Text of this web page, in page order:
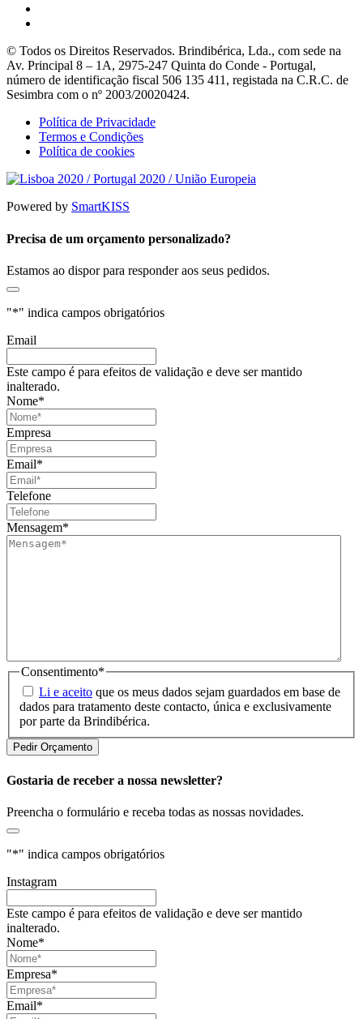
© Todos os Direitos Reservados. Brindibérica, Lda., com sede na
Av. Principal 8 – 1A, 2975-247 Quinta do Conde - Portugal,
número de identificação fiscal 506 135 411, registada na C.R.C. de
Sesimbra com o nº 2003/20020424.
Política de Privacidade
Termos e Condições
Política de cookies
Powered by SmartKISS
Precisa de um orçamento personalizado?
Estamos ao dispor para responder aos seus pedidos.
"*" indica campos obrigatórios
Email
Este campo é para efeitos de validação e deve ser mantido
inalterado.
Nome*
Empresa
Email*
Telefone
Mensagem*
Consentimento*
Li e aceito que os meus dados sejam guardados em base de
dados para tratamento deste contacto, única e exclusivamente
por parte da Brindibérica.
Gostaria de receber a nossa newsletter?
Preencha o formulário e receba todas as nossas novidades.
"*" indica campos obrigatórios
Instagram
Este campo é para efeitos de validação e deve ser mantido
inalterado.
Nome*
Empresa*
Email*